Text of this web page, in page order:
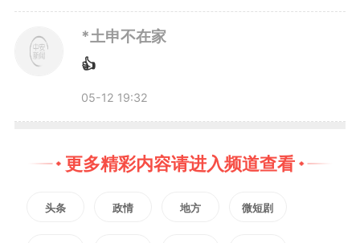
更让殷明亮底气十足的，是一
套“吃干榨尽”的循环生产体系。
长期以来，竹加工行业有
个“老大难”：一根毛竹进厂，传统
*土申不在家
👍
05-12 19:32
更多精彩内容请进入频道查看
头条 政情 地方 微短剧